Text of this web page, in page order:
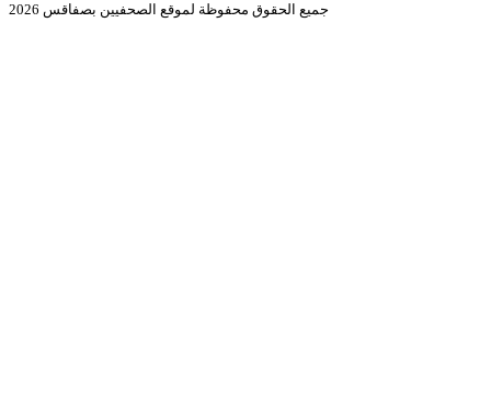
جميع الحقوق محفوظة لموقع الصحفيين بصفاقس 2026